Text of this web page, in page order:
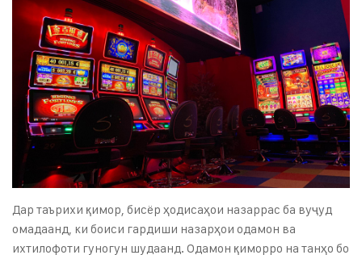
Дар таърихи қимор, бисёр ҳодисаҳои назаррас ба вуҷуд
омадаанд, ки боиси гардиши назарҳои одамон ва
ихтилофоти гуногун шудаанд. Одамон қиморро на танҳо бо